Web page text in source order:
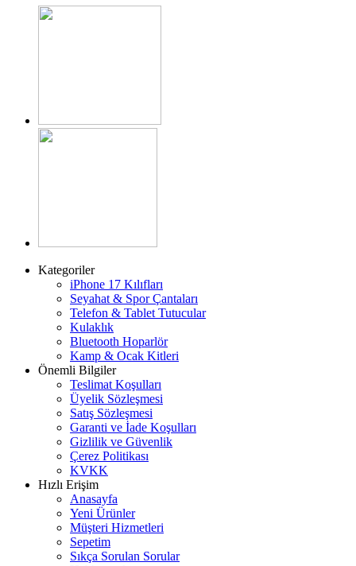
Kategoriler
iPhone 17 Kılıfları
Seyahat & Spor Çantaları
Telefon & Tablet Tutucular
Kulaklık
Bluetooth Hoparlör
Kamp & Ocak Kitleri
Önemli Bilgiler
Teslimat Koşulları
Üyelik Sözleşmesi
Satış Sözleşmesi
Garanti ve İade Koşulları
Gizlilik ve Güvenlik
Çerez Politikası
KVKK
Hızlı Erişim
Anasayfa
Yeni Ürünler
Müşteri Hizmetleri
Sepetim
Sıkça Sorulan Sorular